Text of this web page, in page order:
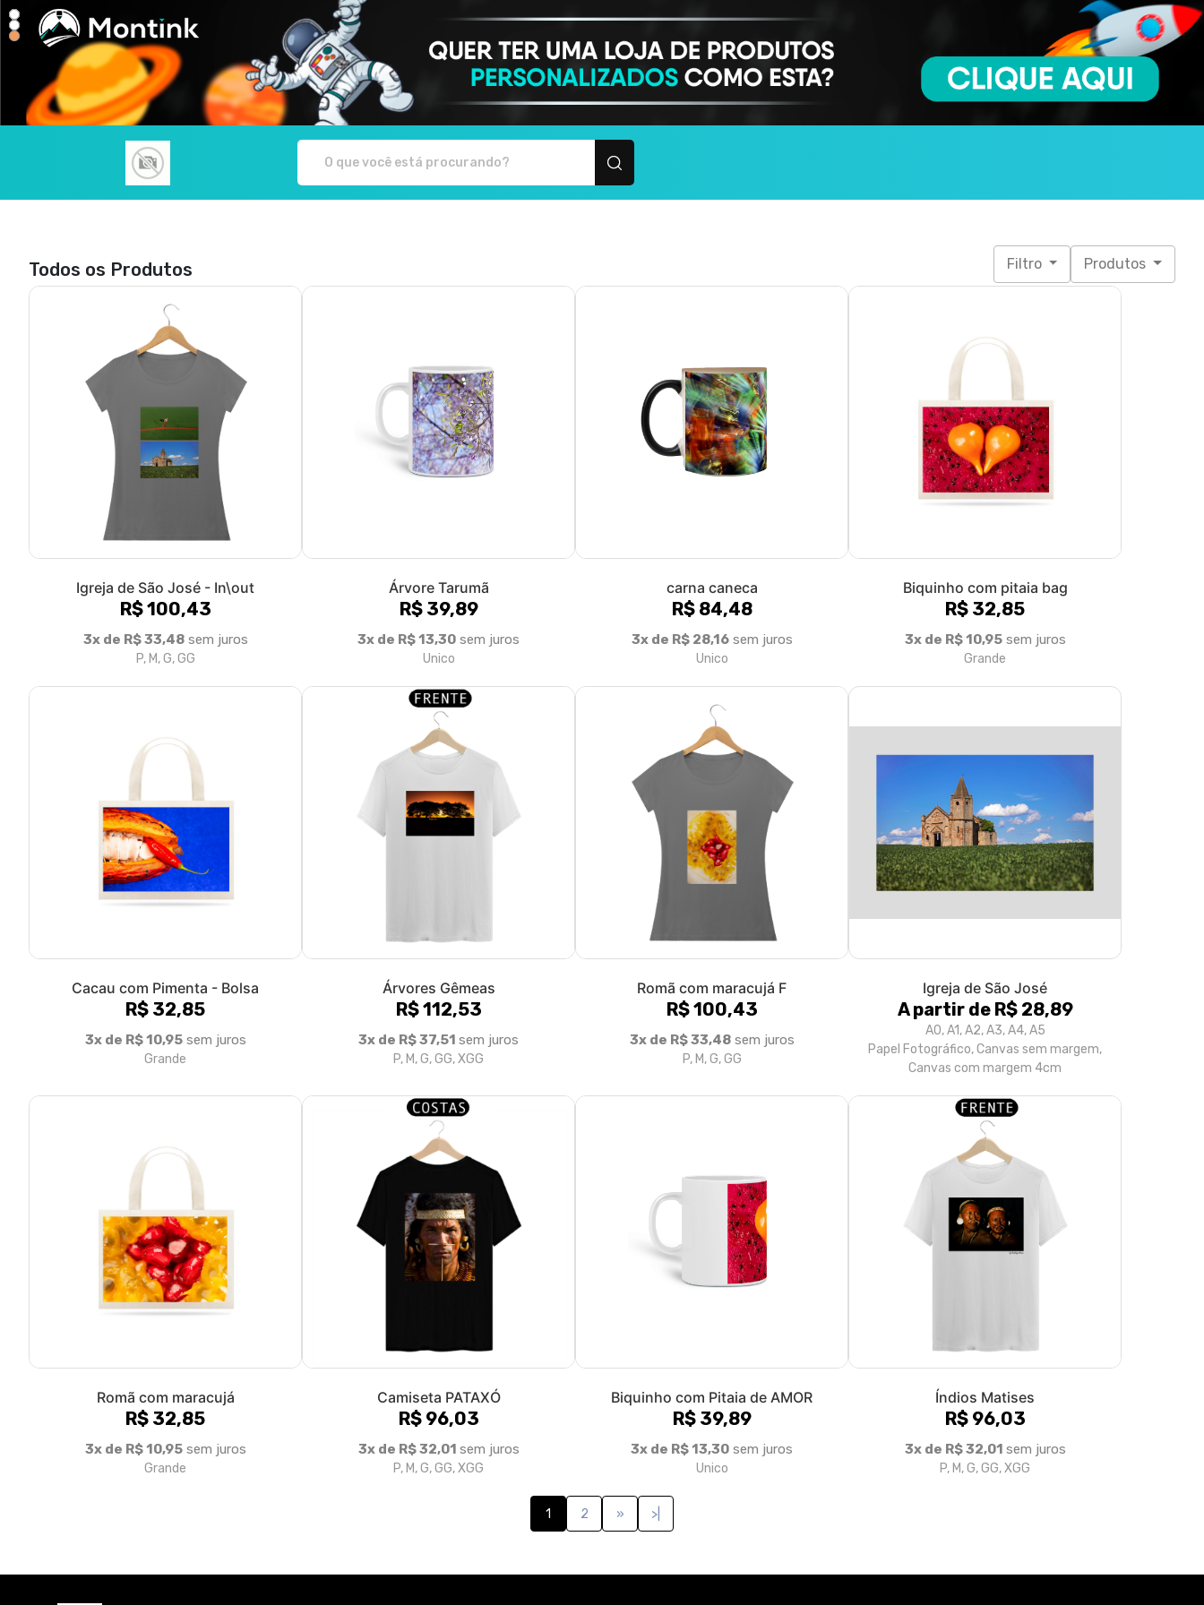
Todos os Produtos Filtro Produtos
Igreja de São José - In\out
R$ 100,43
3x de R$ 33,48sem juros
P, M, G, GG
Árvore Tarumã
R$ 39,89
3x de R$ 13,30 sem juros
Unico
carna caneca
R$ 84,48
3x de R$ 28,16sem juros
Unico
Biquinho com pitaia bag
R$ 32,85
3x de R$ 10,95sem juros
Grande
Cacau com Pimenta - Bolsa
R$ 32,85
3x de R$ 10,95sem juros
Grande
Árvores Gêmeas
R$ 112,53
3x de R$ 37,51 sem juros
P, M, G, GG, XGG
Romã com maracujá F
R$ 100,43
3x de R$ 33,48sem juros
P, M, G, GG
Igreja de São José
A partir de R$ 28,89
A0, A1, A2, A3, A4, A5
Papel Fotográfico, Canvas sem margem,
Canvas com margem 4cm
Romã com maracujá
R$ 32,85
3x de R$ 10,95sem juros
Grande
Camiseta PATAXÓ
R$ 96,03
3x de R$ 32,01 sem juros
P, M, G, GG, XGG
Biquinho com Pitaia de AMOR
R$ 39,89
3x de R$ 13,30 sem juros
Unico
Índios Matises
R$ 96,03
3x de R$ 32,01 sem juros
P, M, G, GG, XGG
1 2 » >|